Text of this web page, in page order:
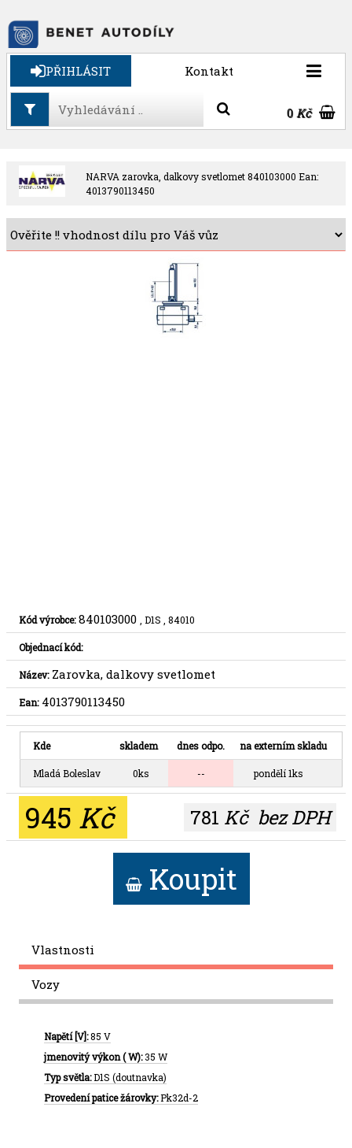
PŘIHLÁSIT Kontakt
0Kč
NARVA zarovka, dalkovy svetlomet 840103000 Ean:
4013790113450
Kód výrobce:840103000 , D1S , 84010
Objednací kód:
Název:Zarovka, dalkovy svetlomet
Ean: 4013790113450
Kde skladem dnes odpo. na externím skladu
Mladá Boleslav 0ks -- pondělí 1ks
945 Kč 781 Kč bez DPH
Koupit
Vlastnosti
Vozy
Napětí [V]:85 V
jmenovitý výkon ( W):35 W
Typ světla:D1S (doutnavka)
Provedení patice žárovky:Pk32d-2